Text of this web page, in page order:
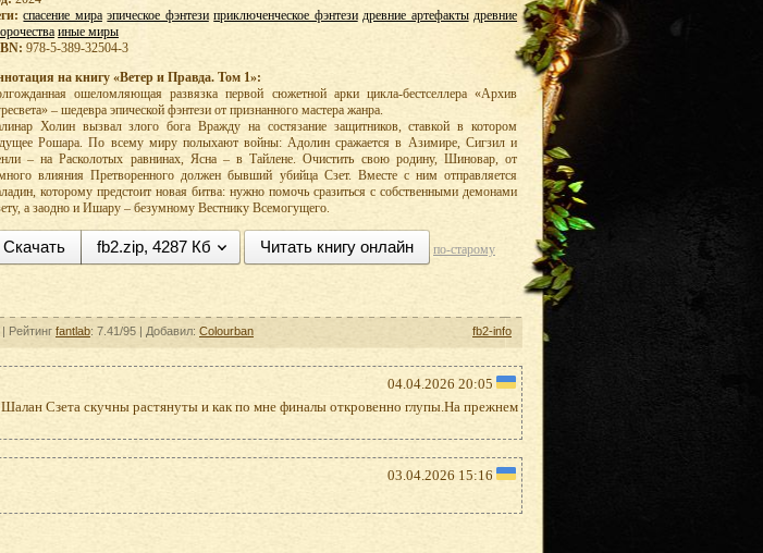
спасение мира эпическое фэнтези приключенческое фэнтези древние артефакты древние
иные миры
978-5-389-32504-3
на книгу «Ветер и Правда. Том 1»:
ошеломляющая развязка первой сюжетной арки цикла-бестселлера «Архив
– шедевра эпической фэнтези от признанного мастера жанра.
Холин вызвал злого бога Вражду на состязание защитников, ставкой в котором
Рошара. По всему миру полыхают войны: Адолин сражается в Азимире, Сигзил и
– на Расколотых равнинах, Ясна – в Тайлене. Очистить свою родину, Шиновар, от
влияния Претворенного должен бывший убийца Сзет. Вместе с ним отправляется
которому предстоит новая битва: нужно помочь сразиться с собственными демонами
а заодно и Ишару – безумному Вестнику Всемогущего.
Скачать fb2.zip, 4287 Кб Читать книгу онлайн по-старому
| Рейтинг fantlab: 7.41/95 | Добавил: Colourban fb2-info
04.04.2026 20:05
Сзета скучны растянуты и как по мне финалы откровенно глупы.На прежнем
03.04.2026 15:16